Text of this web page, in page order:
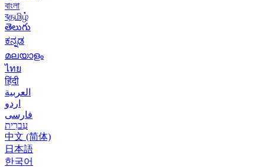
বাংলা
বதமிழ்
తెలుగు
ಕನ್ನಡ
മലയാളം
ไทย
हिंदी
العربية
اردو
فارسی
עִברִית
中文 (简体)
日本語
한국어